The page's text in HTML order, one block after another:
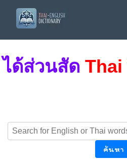
ได้ส่วนสัด Thai
ค้นหา